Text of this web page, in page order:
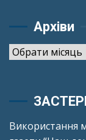
Архіви
Архіви
Використання